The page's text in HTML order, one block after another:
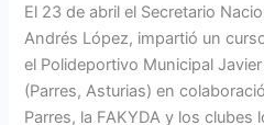
El 23 de abril el Secretario
Andrés López, impartió un
el Polideportivo Municipal
(Parres, Asturias) en
Parres, la FAKYDA y los clubes